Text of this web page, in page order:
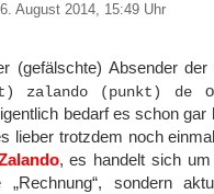
August 2014, 15:49 Uhr
(gefälschte) Absender
zalando (punkt) de
bedarf es schon gar
lieber trotzdem noch
, es handelt sich um
sondern